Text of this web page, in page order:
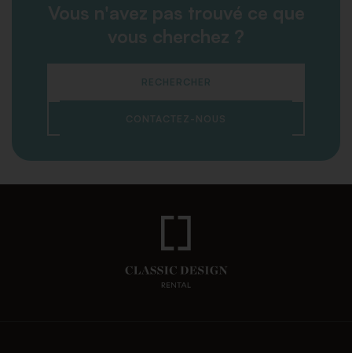
Vous n'avez pas trouvé ce que
vous cherchez ?
RECHERCHER
CONTACTEZ-NOUS